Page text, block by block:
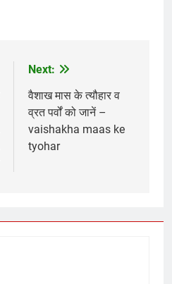
Next:
वैशाख मास के त्यौहार व
व्रत पर्वों को जानें –
vaishakha maas ke
tyohar